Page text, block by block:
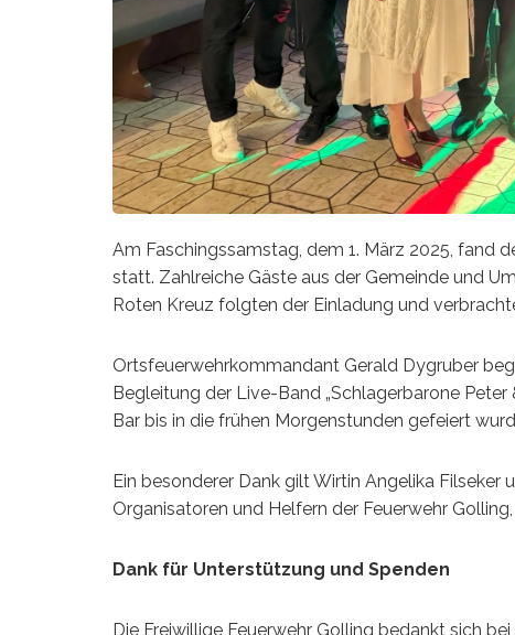
Am Faschingssamstag, dem 1. März 2025, fand
statt. Zahlreiche Gäste aus der Gemeinde und
Roten Kreuz folgten der Einladung und
Ortsfeuerwehrkommandant Gerald Dygruber
Begleitung der Live-Band „Schlagerbarone
Bar bis in die frühen Morgenstunden gefeiert
Ein besonderer Dank gilt Wirtin Angelika
Organisatoren und Helfern der Feuerwehr
Dank für Unterstützung und Spenden
Die Freiwillige Feuerwehr Golling bedankt sich